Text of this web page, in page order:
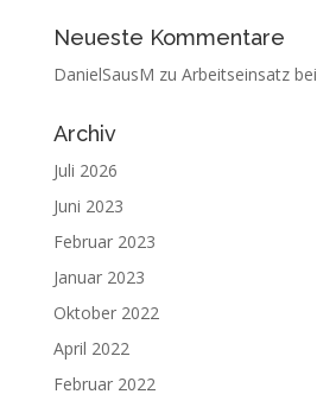
Neueste Kommentare
DanielSausM zu Arbeitseinsatz
Archiv
Juli 2026
Juni 2023
Februar 2023
Januar 2023
Oktober 2022
April 2022
Februar 2022